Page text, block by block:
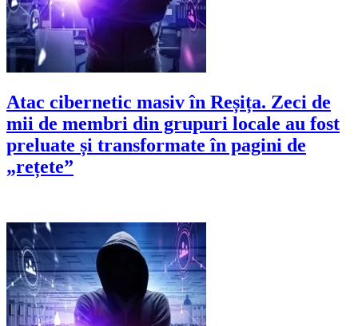
Atac cibernetic masiv în Reșița. Zeci de
mii de membri din grupuri locale au fost
preluate și transformate în pagini de
„rețete”